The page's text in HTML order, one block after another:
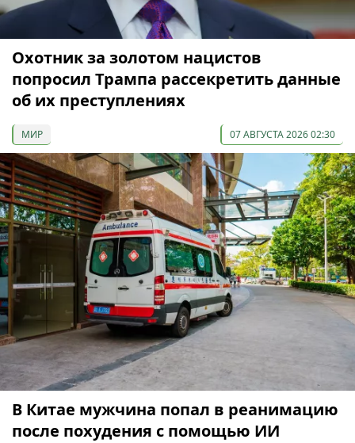
Охотник за золотом нацистов
попросил Трампа рассекретить данные
об их преступлениях
МИР 07 АВГУСТА 2026 02:30
В Китае мужчина попал в реанимацию
после похудения с помощью ИИ